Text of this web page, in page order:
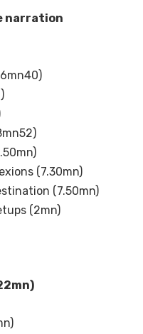
narration
(7.30mn)
(7.50mn)
(2mn)